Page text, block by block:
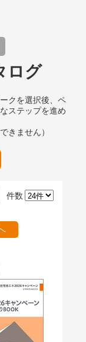
ログ
クを選択後、ペ
ステップを進め
きません）
め（2）
を知る（1）
件数